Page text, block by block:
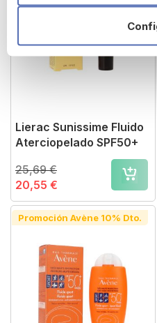
Lierac Sunissime Fluido
Aterciopelado SPF50+
20,55 €
25,69 €
Promoción Avène 10% Dto.